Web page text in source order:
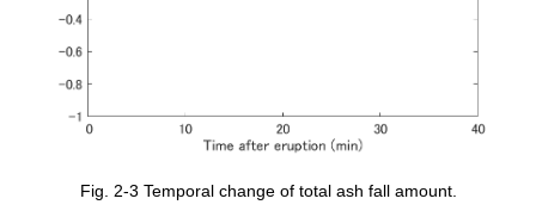
Fig. 2-3 Temporal change of total ash fall amount.